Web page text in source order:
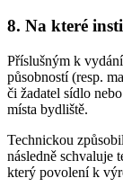
8. Na které
Příslušným k
působností (resp.
či žadatel sídlo
místa bydliště.
Technickou
následně schvaluje
který povolení k